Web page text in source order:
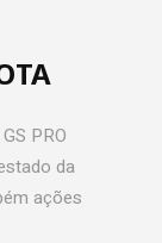
PRO
da
ações